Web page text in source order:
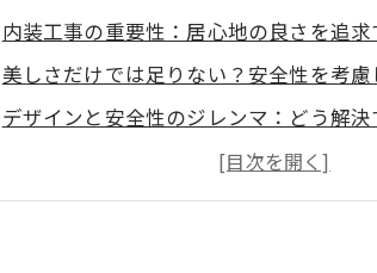
内装工事の重要性：居心地の良さを追
美しさだけでは足りない？安全性を考
デザインと安全性のジレンマ：どう解決
成功事例に学ぶ！安全性とデザインを両
内装工事の未来：安心・安全な空間を